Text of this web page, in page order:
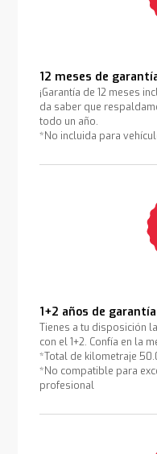
12 meses de
¡Garantía de 12 meses
da saber que
todo un año.
*No incluida para
1+2 años de garantía
Tienes a tu disposición
con el 1+2. Confía en la
*Total de kilometraje
*No compatible para
profesional